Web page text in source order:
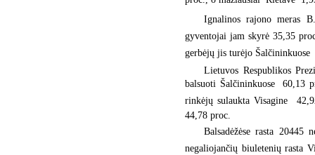
Ignalinos rajono meras
gyventojai jam skyrė 35,35
gerbėjų jis turėjo Šalčininkuose
Lietuvos Respublikos
balsuoti Šalčininkuose 
rinkėjų sulaukta Visagine 
44,78 proc.
Balsadėžėse rasta 20445
negaliojančių biuletenių rasta